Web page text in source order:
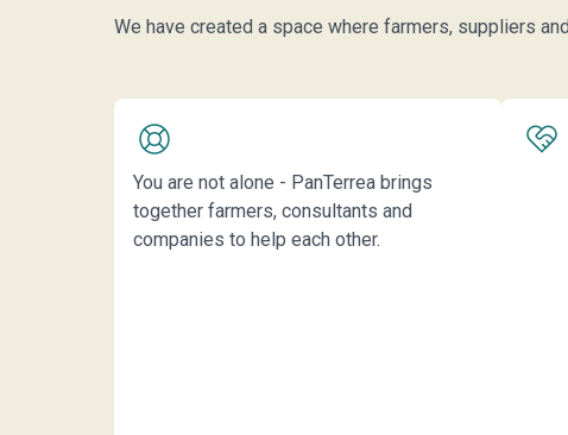
We have created a space where farmers, suppliers
You are not alone - PanTerrea brings
together farmers, consultants and
companies to help each other.